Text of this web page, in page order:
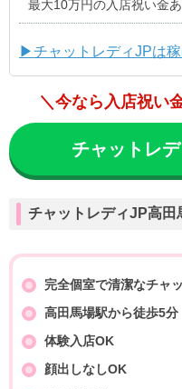
最大10万円の入店祝い金あ
▶チャットレディJPは
＼今なら入店祝い
チャットレ
チャットレディJP高田
完全個室で清潔なチャ
高田馬場駅から徒歩5分
体験入店OK
顔出しなしOK